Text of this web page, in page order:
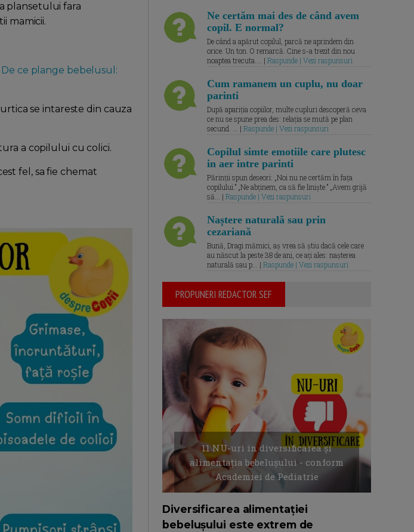
plansetului fara
mamicii.
De ce plange bebelusul:
se intareste din cauza
a copilului cu colici.
fel, sa fie chemat
Ne certăm mai des de când avem
copil. E normal?
De când a apărut copilul, parcă ne aprindem din
orice. Un ton. O remarcă. Cine s-a trezit din nou
noaptea trecuta.... | Raspunde | Vezi raspunsuri
Cum ramanem un cuplu, nu doar
parinti
După apariția copiilor, multe cupluri descoperă ceva
ce nu se spune prea des: relația se mută pe plan
secund. ... | Raspunde | Vezi raspunsuri
Copilul simte emotiile care plutesc
in aer intre parinti
Părinții spun deseori: „Noi nu ne certăm în fața
copilului.” „Ne abținem, ca să fie liniște.” „Avem grijă
să... | Raspunde | Vezi raspunsuri
Naștere naturală sau prin
cezariană
Bună, Dragi mămici, aș vrea să știu dacă cele care
au născut la peste 38 de ani, ce ați ales: nașterea
naturală sau p... | Raspunde | Vezi raspunsuri
PROPUNERI REDACTOR SEF
11 NU-uri in diversificarea și
alimentația bebelușului - conform
Academiei de Pediatrie
Diversificarea alimentației
bebelușului este extrem de